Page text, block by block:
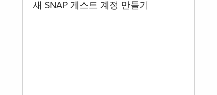
새 SNAP 게스트 계정 만들기